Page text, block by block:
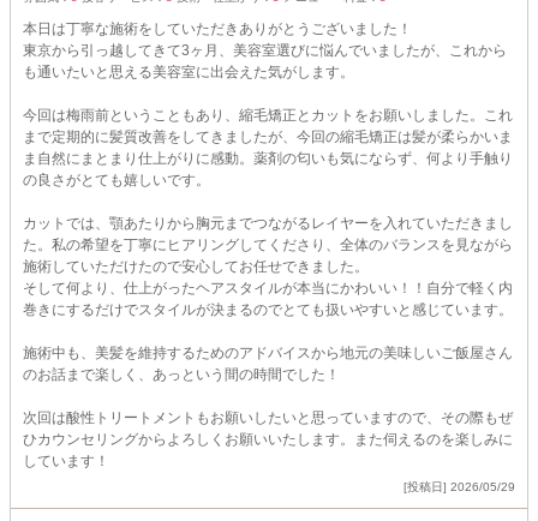
本日は丁寧な施術をしていただきありがとうございました！
東京から引っ越してきて3ヶ月、美容室選びに悩んでいましたが、これから
も通いたいと思える美容室に出会えた気がします。
今回は梅雨前ということもあり、縮毛矯正とカットをお願いしました。これ
まで定期的に髪質改善をしてきましたが、今回の縮毛矯正は髪が柔らかいま
ま自然にまとまり仕上がりに感動。薬剤の匂いも気にならず、何より手触り
の良さがとても嬉しいです。
カットでは、顎あたりから胸元までつながるレイヤーを入れていただきまし
た。私の希望を丁寧にヒアリングしてくださり、全体のバランスを見ながら
施術していただけたので安心してお任せできました。
そして何より、仕上がったヘアスタイルが本当にかわいい！！自分で軽く内
巻きにするだけでスタイルが決まるのでとても扱いやすいと感じています。
施術中も、美髪を維持するためのアドバイスから地元の美味しいご飯屋さん
のお話まで楽しく、あっという間の時間でした！
次回は酸性トリートメントもお願いしたいと思っていますので、その際もぜ
ひカウンセリングからよろしくお願いいたします。また伺えるのを楽しみに
しています！
[投稿日] 2026/05/29